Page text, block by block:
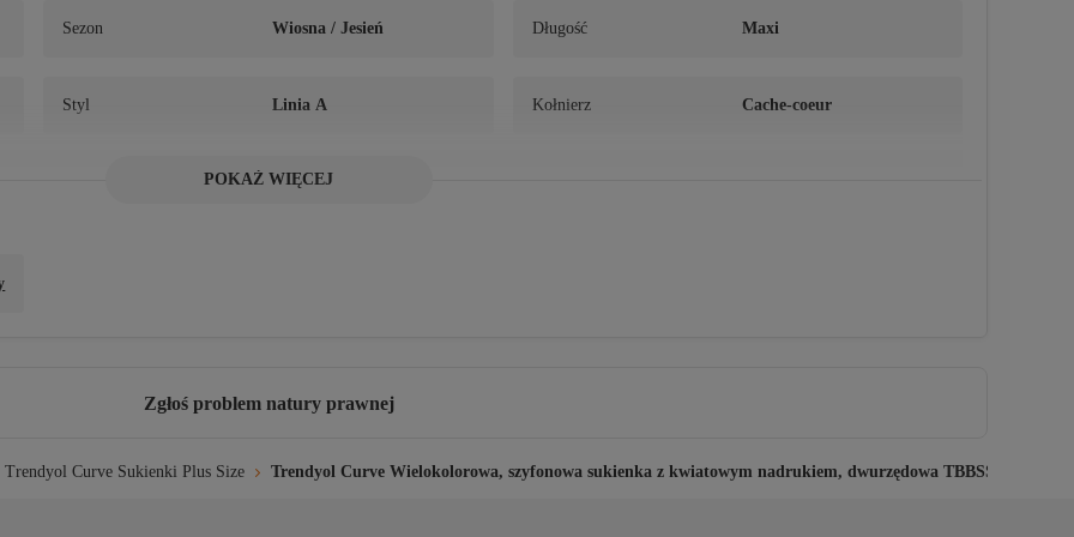
Sezon Wiosna / Jesień Długość Maxi
Styl Linia A Kołnierz Cache-coeur
Syfon
POKAŻ WIĘCEJ
Zgłoś problem natury prawnej
Trendyol Curve Sukienki Plus Size Trendyol Curve Wielokolorowa, szyfonowa sukienka z kwiatowym nadrukiem, dwurzędowa